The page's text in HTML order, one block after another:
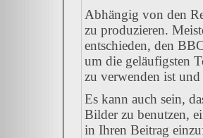
Abhängig von den
zu produzieren.
entschieden, den
um die geläufigsten
zu verwenden ist
Es kann auch sein,
Bilder zu benutzen,
in Ihren Beitrag